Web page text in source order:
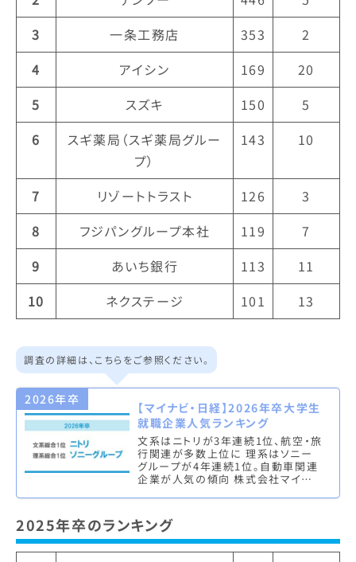
3
一条工務店 353
2
4
アイシン 169
20
5
スズキ 150
5
6
スギ薬局（スギ薬局グルー
プ）
143 10
7 リゾートトラスト 126
3
8
フジパングループ本社 119
7
9
あいち銀行 113
11
10
ネクステージ 101 13
調査の詳細は、こちらをご参照ください。
2026年卒
【マイナビ・日経】2026年卒大学生
就職企業人気ランキング
文系はニトリが3年連続1位、航空・旅
行関連が多数上位に 理系はソニー
グループが4年連続1位。自動車関連
企業が人気の傾向 株式会社マイナビ
2025年卒のランキング